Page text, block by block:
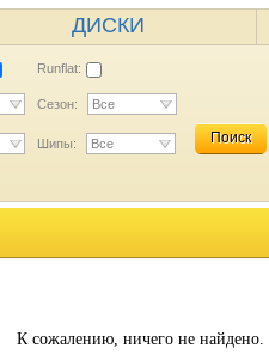
ДИСКИ
Runflat:
Сезон: Все
Шипы: Все Поиск
К сожалению, ничего не найдено.